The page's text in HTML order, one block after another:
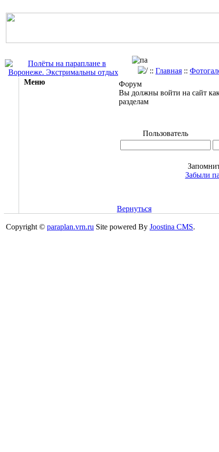
:: Главная ::
Меню
Форум
Вы должны войти на сайт
разделам
Пользователь
Забыли
Вернуться
Copyright © paraplan.vrn.ru Site powered By Joostina CMS.